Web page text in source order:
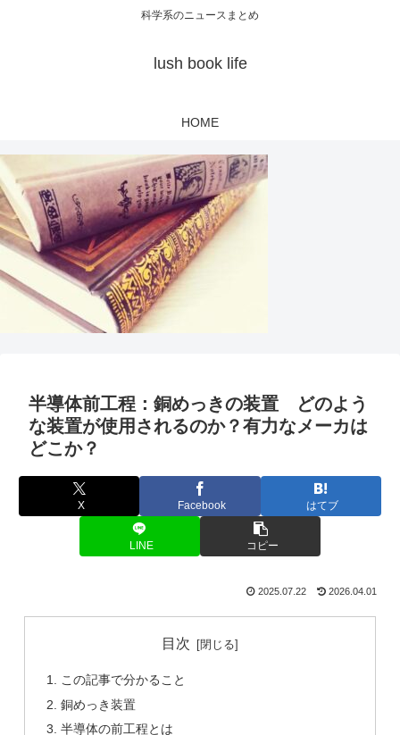
科学系のニュースまとめ
lush book life
HOME
半導体前工程：銅めっきの装置 どのよう
な装置が使用されるのか？有力なメーカは
どこか？
X Facebook はてブ
LINE コピー
2025.07.22 2026.04.01
目次
この記事で分かること
銅めっき装置
半導体の前工程とは